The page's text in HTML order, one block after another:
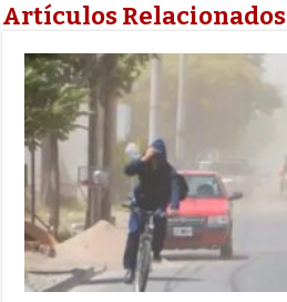
Artículos Relacionados